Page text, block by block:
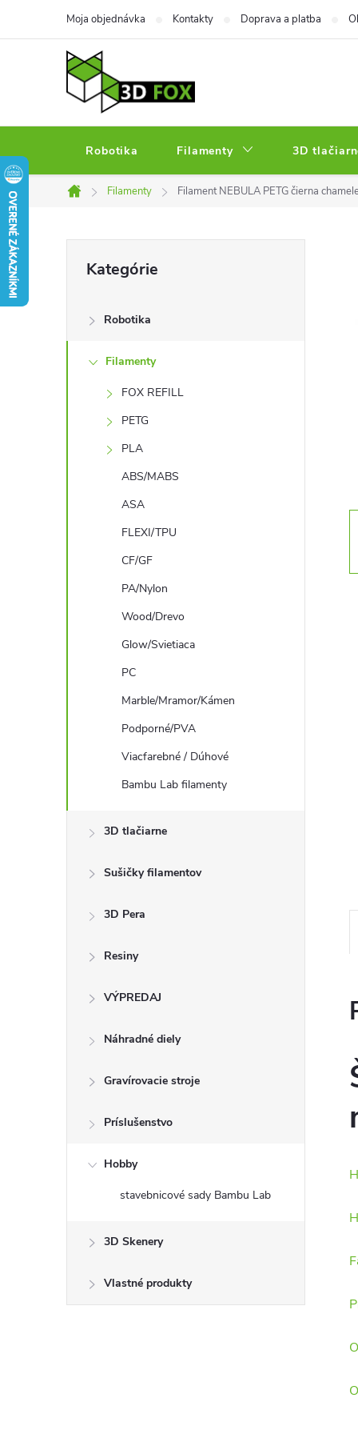
Moja objednávka Kontakty Doprava a platba
Robotika Filamenty 3D
Domov
Filamenty Filament NEBULA PETG čierna
č
kategórie
Kategórie
Robotika
Filamenty
FOX REFILL
PETG
PLA
ABS/MABS
ASA
FLEXI/TPU
CF/GF
PA/Nylon
Wood/Drevo
Glow/Svietiaca
PC
Marble/Mramor/Kámen
Podporné/PVA
Viacfarebné / Dúhové
Bambu Lab filamenty
3D tlačiarne
Sušičky filamentov
3D Pera
Resiny
VÝPREDAJ
Náhradné diely
Gravírovacie stroje
Príslušenstvo
Hobby
stavebnicové sady Bambu Lab
3D Skenery
Vlastné produkty